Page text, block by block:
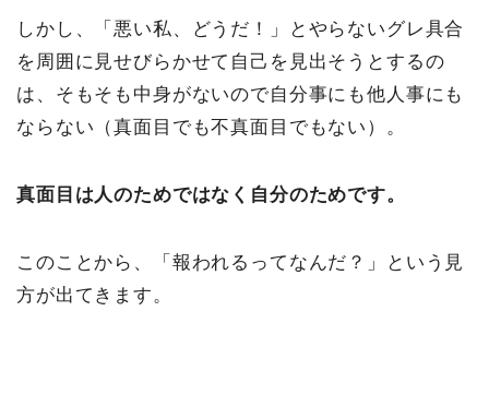
しかし、「悪い私、どうだ！」とやらないグレ具合
を周囲に見せびらかせて自己を見出そうとするの
は、そもそも中身がないので自分事にも他人事にも
ならない（真面目でも不真面目でもない）。
真面目は人のためではなく自分のためです。
このことから、「報われるってなんだ？」という見
方が出てきます。